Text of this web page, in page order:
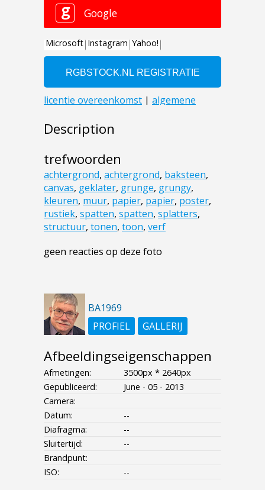
Description
trefwoorden
achtergrond, achtergrond, baksteen,
canvas, geklater, grunge, grungy,
kleuren, muur, papier, papier, poster,
rustiek, spatten, spatten, splatters,
structuur, tonen, toon, verf
geen reacties op deze foto
BA1969
PROFIEL
GALLERIJ
Afbeeldingseigenschappen
Afmetingen:
3500px * 2640px
Gepubliceerd:
June - 05 - 2013
Camera:
Datum:
--
Diafragma:
--
Sluitertijd:
--
Brandpunt:
ISO:
--